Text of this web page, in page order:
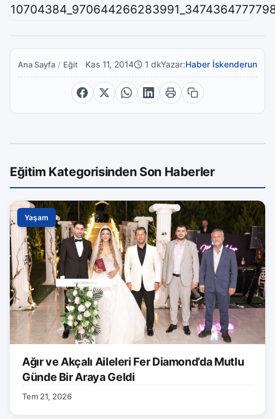
Ana Sayfa / EğitimKas 11, 2014 1 dkYazar:Haber İskenderun
Eğitim Kategorisinden Son Haberler
Yaşam
Ağır ve Akçalı Aileleri Fer Diamond’da Mutlu
Günde Bir Araya Geldi
Tem 21, 2026